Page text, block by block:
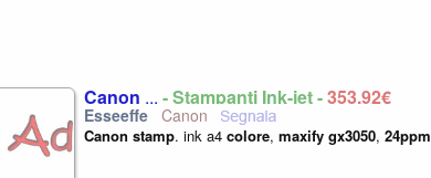
Canon ... - Stampanti Ink-jet -353,92€
Canon
Canon stamp. ink a4 colore, maxify gx3050, 24ppm